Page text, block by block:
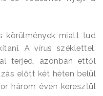
körülmények miatt tud
A vírus széklettel,
terjed, azonban ettől
előtt két héten belül
három éven keresztül